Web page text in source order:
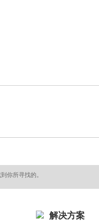
你所寻找的。
解决方案